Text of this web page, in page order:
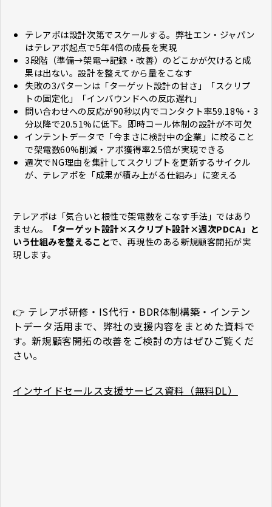
テレアポは設計次第でスケールする。弊社エン・ジャパン
はテレアポ起点で5年4倍の成長を実現
3段階（準備→架電→記録・改善）のどこかが欠けると成
果は出ない。設計を整えてから量をこなす
失敗の3パターンは「ターゲット設計の甘さ」「スクリプ
トの固定化」「インバウンドへの反応遅れ」
問い合わせへの反応が90秒以内でコンタクト率59.18%・3
分以降で20.51%に低下。即時コール体制の設計が不可欠
インテントデータで「今まさに検討中の企業」に絞ること
で架電数60%削減・アポ獲得率2.5倍が実現できる
週次でNG理由を集計してスクリプトを更新するサイクル
が、テレアポを「成果が積み上がる仕組み」に変える
テレアポは「気合いと根性で架電数をこなす手法」ではあり
ません。
「ターゲット設計×スクリプト設計×週次PDCA」と
いう仕組みを整えることで、再現性のある新規顧客開拓が実
現します。
👉 テレアポ研修・IS代行・BDR体制構築・インテン
トデータ活用まで、弊社の支援内容をまとめた資料で
す。新規顧客開拓の改善をご検討の方はぜひご覧くだ
さい。
インサイドセールス支援サービス資料（無料DL）